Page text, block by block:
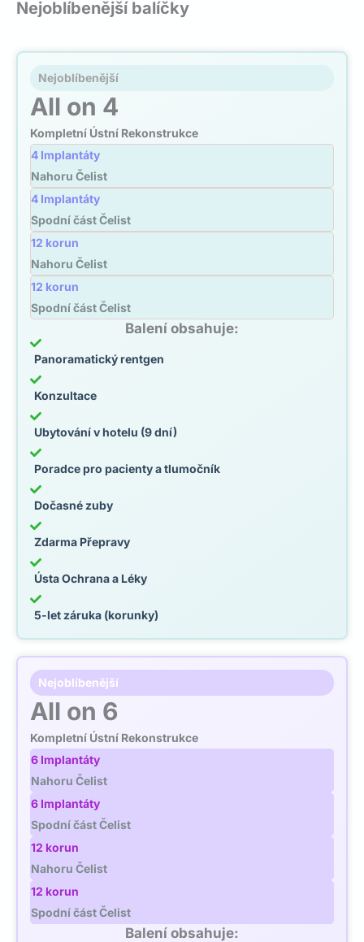
Nejoblíbenější balíčky
Nejoblíbenější
All on 4
Kompletní Ústní Rekonstrukce
4 Implantáty
Nahoru Čelist
4 Implantáty
Spodní část Čelist
12 korun
Nahoru Čelist
12 korun
Spodní část Čelist
Balení obsahuje:
Panoramatický rentgen
Konzultace
Ubytování v hotelu (9 dní)
Poradce pro pacienty a tlumočník
Dočasné zuby
Zdarma Přepravy
Ústa Ochrana a Léky
5-let záruka (korunky)
Nejoblíbenější
All on 6
Kompletní Ústní Rekonstrukce
6 Implantáty
Nahoru Čelist
6 Implantáty
Spodní část Čelist
12 korun
Nahoru Čelist
12 korun
Spodní část Čelist
Balení obsahuje: